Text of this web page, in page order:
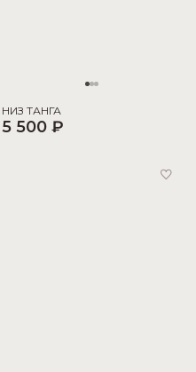
НИЗ ТАНГА
5 500 ₽